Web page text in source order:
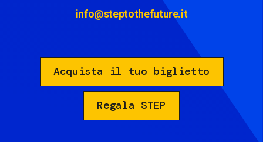
info@steptothefuture.it
Acquista il tuo biglietto
Regala STEP